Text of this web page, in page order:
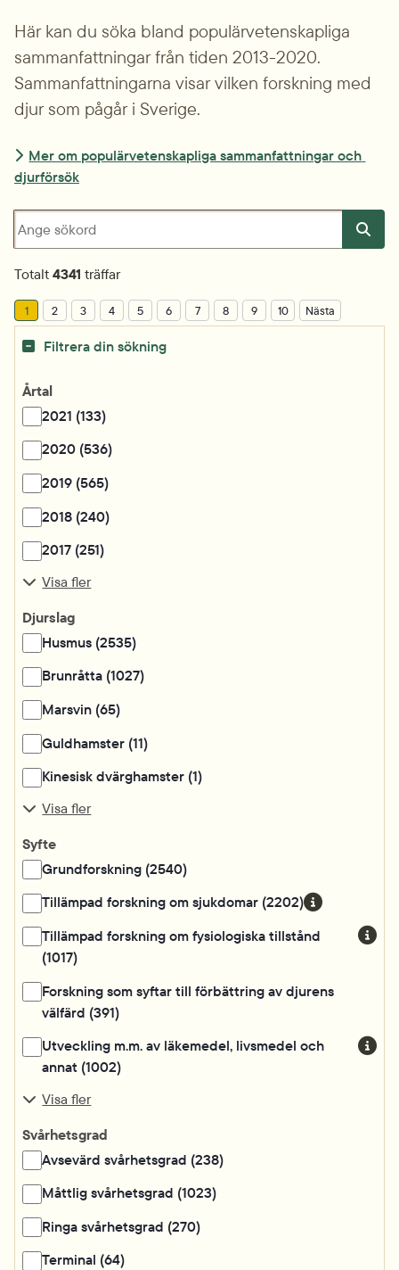
Här kan du söka bland populärvetenskapliga
sammanfattningar från tiden 2013-2020.
Sammanfattningarna visar vilken forskning med
djur som pågår i Sverige.
Mer om populärvetenskapliga sammanfattningar och
djurförsök
Sökfråga
Totalt 4341 träffar
1Current
2 3 4 5 6 7 8 9 10 Nästa
Filtrera din sökning
Årtal
2021 (133)
2020 (536)
2019 (565)
2018 (240)
2017 (251)
Visa fler
Djurslag
Husmus (2535)
Brunråtta (1027)
Marsvin (65)
Guldhamster (11)
Kinesisk dvärghamster (1)
Visa fler
Syfte
Grundforskning (2540)
Tillämpad forskning om sjukdomar (2202)
Tillämpad forskning om fysiologiska tillstånd
(1017)
Forskning som syftar till förbättring av djurens
välfärd (391)
Utveckling m.m. av läkemedel, livsmedel och
annat (1002)
Visa fler
Svårhetsgrad
Avsevärd svårhetsgrad (238)
Måttlig svårhetsgrad (1023)
Ringa svårhetsgrad (270)
Terminal (64)